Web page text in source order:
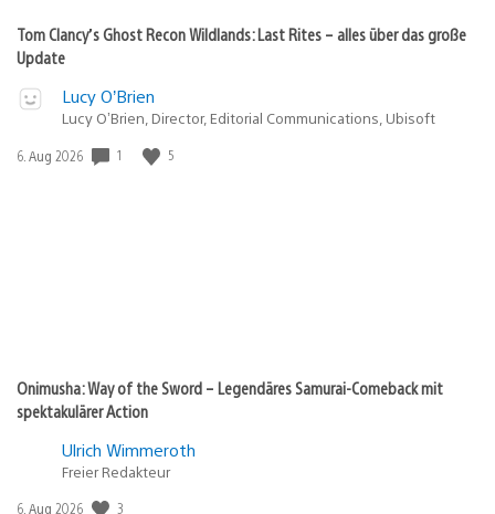
Tom Clancy’s Ghost Recon Wildlands: Last Rites – alles über das große
Update
Lucy O’Brien
Lucy O’Brien, Director, Editorial Communications, Ubisoft
Veröffentlichungsdatum:
6. Aug 2026 1 5
Onimusha: Way of the Sword – Legendäres Samurai-Comeback mit
spektakulärer Action
Ulrich Wimmeroth
Freier Redakteur
Veröffentlichungsdatum:
6. Aug 2026 3